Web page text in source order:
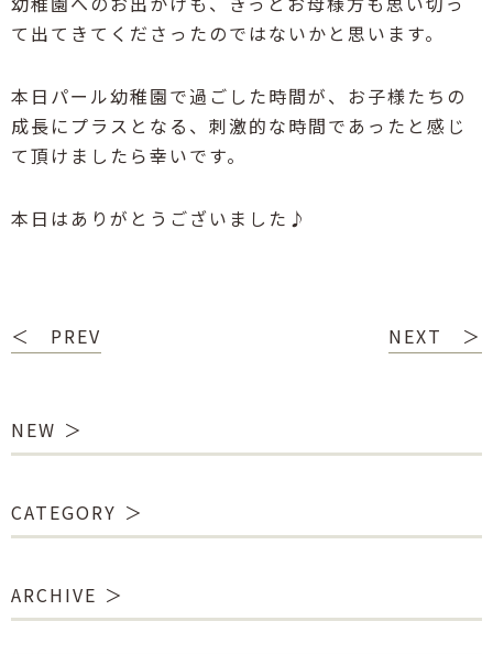
て出てきてくださったのではないかと思います。
本日パール幼稚園で過ごした時間が、お子様たちの
成長にプラスとなる、刺激的な時間であったと感じ
て頂けましたら幸いです。
本日はありがとうございました♪
＜ PREV NEXT ＞
NEW
CATEGORY
ARCHIVE